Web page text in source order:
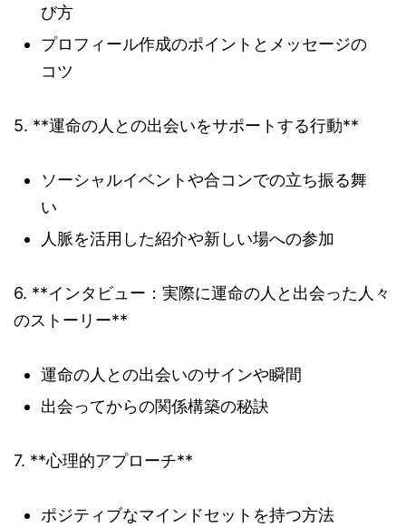
び方
プロフィール作成のポイントとメッセージの
コツ
5. **運命の人との出会いをサポートする行動**
ソーシャルイベントや合コンでの立ち振る舞
い
人脈を活用した紹介や新しい場への参加
6. **インタビュー：実際に運命の人と出会った人々
のストーリー**
運命の人との出会いのサインや瞬間
出会ってからの関係構築の秘訣
7. **心理的アプローチ**
ポジティブなマインドセットを持つ方法